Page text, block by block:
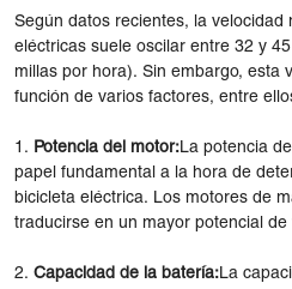
Según datos recientes, la velocidad
eléctricas suele oscilar entre 32 y
millas por hora). Sin embargo, esta
función de varios factores, entre
1. Potencia del motor:La potencia
papel fundamental a la hora de
bicicleta eléctrica. Los motores de
traducirse en un mayor potencial de
2. Capacidad de la batería:La